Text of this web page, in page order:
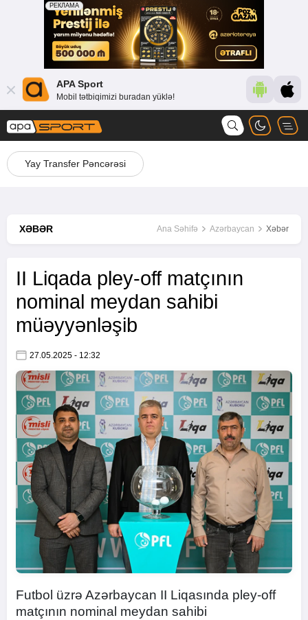
APA Sport
Mobil tətbiqimizi buradan yüklə!
Yay Transfer Pəncərəsi
XƏBƏR Ana Səhifə Azərbaycan Xəbər
II Liqada pley-off matçının
nominal meydan sahibi
müəyyənləşib
27.05.2025 - 12:32
Futbol üzrə Azərbaycan II Liqasında pley-off
matçının nominal meydan sahibi